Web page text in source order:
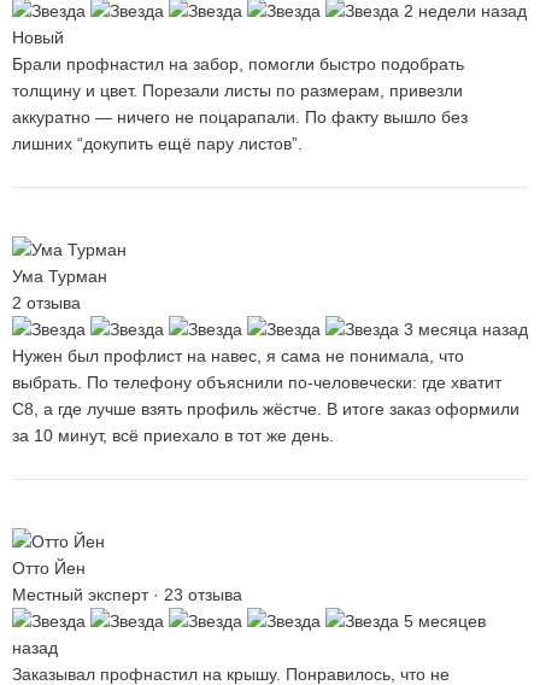
2 недели назад
Новый
Брали профнастил на забор, помогли быстро подобрать
толщину и цвет. Порезали листы по размерам, привезли
аккуратно — ничего не поцарапали. По факту вышло без
лишних “докупить ещё пару листов”.
Ума Турман
2 отзыва
3 месяца назад
Нужен был профлист на навес, я сама не понимала, что
выбрать. По телефону объяснили по-человечески: где хватит
С8, а где лучше взять профиль жёстче. В итоге заказ оформили
за 10 минут, всё приехало в тот же день.
Отто Йен
Местный эксперт · 23 отзыва
5 месяцев
назад
Заказывал профнастил на крышу. Понравилось, что не